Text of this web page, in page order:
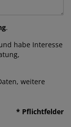
.
habe Interesse
weitere
* Pflichtfelder